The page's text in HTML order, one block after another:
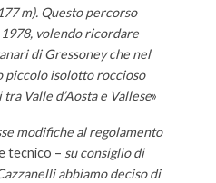
m). Questo percorso
volendo ricordare
di Gressoney che nel
piccolo isolotto roccioso
Valle d’Aosta e Vallese»
modifiche al regolamento
tecnico – su consiglio di
abbiamo deciso di